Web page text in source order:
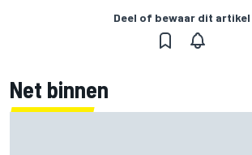
Deel of bewaar dit artikel
Net binnen